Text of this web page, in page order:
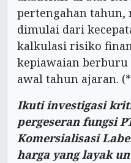
pertengahan tahun,
dimulai dari
kalkulasi risiko
kepiawaian berburu
awal tahun ajaran.
Ikuti investigasi
pergeseran fungsi
Komersialisasi
harga yang layak